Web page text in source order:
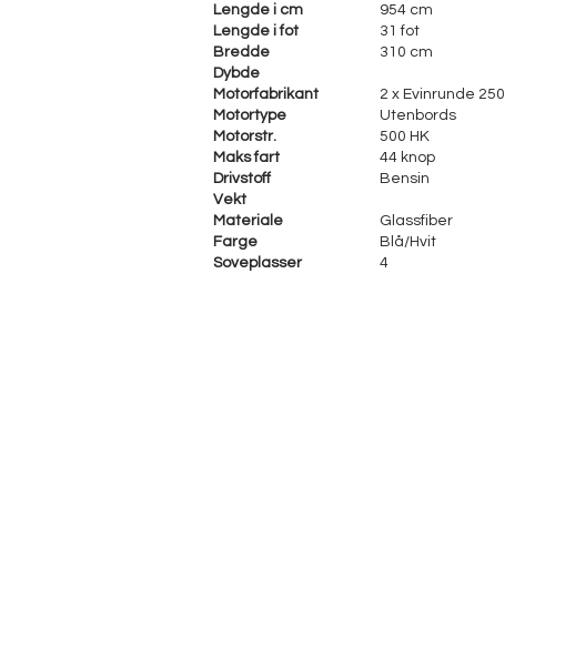
Lengde i cm
954 cm
Lengde i fot
31 fot
Bredde
310 cm
Dybde
Motorfabrikant
2 x Evinrunde 250
Motortype
Utenbords
Motorstr.
500 HK
Maks fart
44 knop
Drivstoff
Bensin
Vekt
Materiale
Glassfiber
Farge
Blå/Hvit
Soveplasser
4